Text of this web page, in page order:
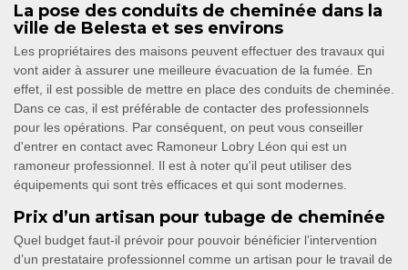
La pose des conduits de cheminée dans la
ville de Belesta et ses environs
Les propriétaires des maisons peuvent effectuer des travaux qui
vont aider à assurer une meilleure évacuation de la fumée. En
effet, il est possible de mettre en place des conduits de cheminée.
Dans ce cas, il est préférable de contacter des professionnels
pour les opérations. Par conséquent, on peut vous conseiller
d'entrer en contact avec Ramoneur Lobry Léon qui est un
ramoneur professionnel. Il est à noter qu'il peut utiliser des
équipements qui sont très efficaces et qui sont modernes.
Prix d’un artisan pour tubage de cheminée
Quel budget faut-il prévoir pour pouvoir bénéficier l’intervention
d’un prestataire professionnel comme un artisan pour le travail de